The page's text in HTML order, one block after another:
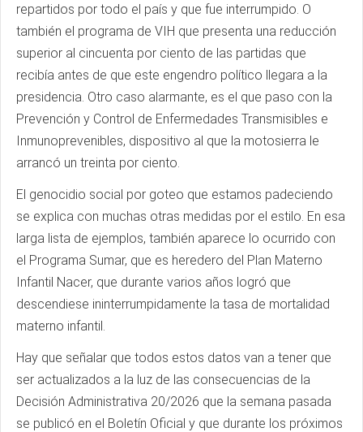
repartidos por todo el país y que fue interrumpido. O
también el programa de VIH que presenta una reducción
superior al cincuenta por ciento de las partidas que
recibía antes de que este engendro político llegara a la
presidencia. Otro caso alarmante, es el que paso con la
Prevención y Control de Enfermedades Transmisibles e
Inmunoprevenibles, dispositivo al que la motosierra le
arrancó un treinta por ciento.
El genocidio social por goteo que estamos padeciendo
se explica con muchas otras medidas por el estilo. En esa
larga lista de ejemplos, también aparece lo ocurrido con
el Programa Sumar, que es heredero del Plan Materno
Infantil Nacer, que durante varios años logró que
descendiese ininterrumpidamente la tasa de mortalidad
materno infantil.
Hay que señalar que todos estos datos van a tener que
ser actualizados a la luz de las consecuencias de la
Decisión Administrativa 20/2026 que la semana pasada
se publicó en el Boletín Oficial y que durante los próximos